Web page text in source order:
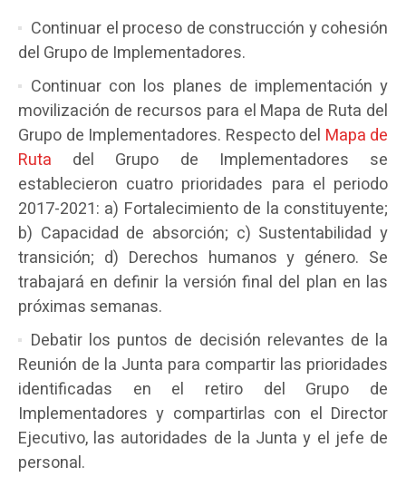
Continuar el proceso de construcción y cohesión
del Grupo de Implementadores.
Continuar con los planes de implementación y
movilización de recursos para el Mapa de Ruta del
Grupo de Implementadores. Respecto del Mapa de
Ruta del Grupo de Implementadores se
establecieron cuatro prioridades para el periodo
2017-2021: a) Fortalecimiento de la constituyente;
b) Capacidad de absorción; c) Sustentabilidad y
transición; d) Derechos humanos y género. Se
trabajará en definir la versión final del plan en las
próximas semanas.
Debatir los puntos de decisión relevantes de la
Reunión de la Junta para compartir las prioridades
identificadas en el retiro del Grupo de
Implementadores y compartirlas con el Director
Ejecutivo, las autoridades de la Junta y el jefe de
personal.